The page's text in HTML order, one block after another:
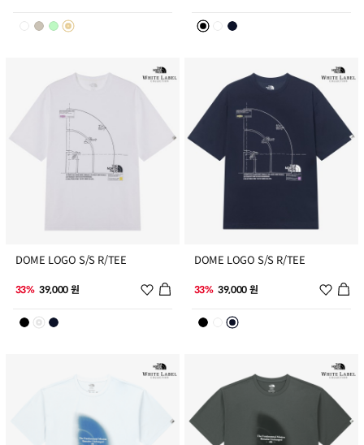
DOME LOGO S/S R/TEE
39,000 원
33% 위시리스트 추가
DOME LOGO S/S R/TEE
39,000 원
33% 위시